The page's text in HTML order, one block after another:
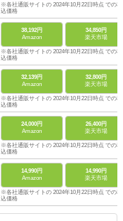
※各社通販サイトの 2024年10月22日時点 での税
込価格
38,192円
Amazon
34,850円
楽天市場
※各社通販サイトの 2024年10月22日時点 での税
込価格
32,139円
Amazon
32,800円
楽天市場
※各社通販サイトの 2024年10月22日時点 での税
込価格
24,000円
Amazon
26,400円
楽天市場
※各社通販サイトの 2024年10月22日時点 での税
込価格
14,990円
Amazon
14,990円
楽天市場
※各社通販サイトの 2024年10月22日時点 での税
込価格